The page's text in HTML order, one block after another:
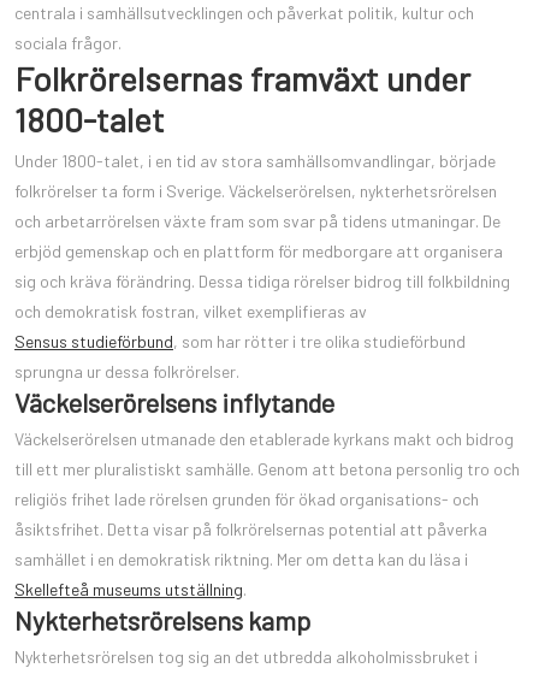
centrala i samhällsutvecklingen och påverkat politik, kultur och
sociala frågor.
Folkrörelsernas framväxt under
1800-talet
Under 1800-talet, i en tid av stora samhällsomvandlingar, började
folkrörelser ta form i Sverige. Väckelserörelsen, nykterhetsrörelsen
och arbetarrörelsen växte fram som svar på tidens utmaningar. De
erbjöd gemenskap och en plattform för medborgare att organisera
sig och kräva förändring. Dessa tidiga rörelser bidrog till folkbildning
och demokratisk fostran, vilket exemplifieras av
Sensus studieförbund, som har rötter i tre olika studieförbund
sprungna ur dessa folkrörelser.
Väckelserörelsens inflytande
Väckelserörelsen utmanade den etablerade kyrkans makt och bidrog
till ett mer pluralistiskt samhälle. Genom att betona personlig tro och
religiös frihet lade rörelsen grunden för ökad organisations- och
åsiktsfrihet. Detta visar på folkrörelsernas potential att påverka
samhället i en demokratisk riktning. Mer om detta kan du läsa i
Skellefteå museums utställning.
Nykterhetsrörelsens kamp
Nykterhetsrörelsen tog sig an det utbredda alkoholmissbruket i